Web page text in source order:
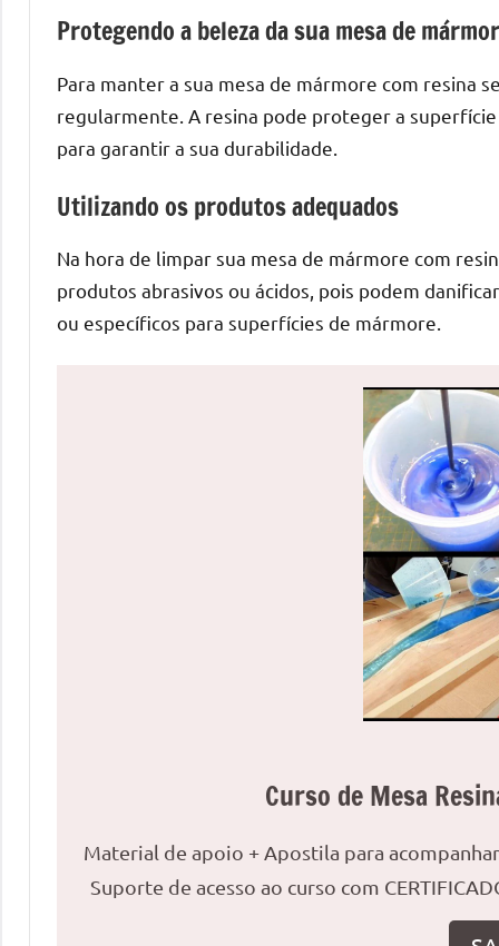
de
inovadoras
mesas
esteja
procura
de
uma
mesa
redonda
para
reuniões
ou
uma
mesa
para
lugares,
aqui
Protegendo a beleza da sua mesa de
Para manter a sua mesa de mármore com resina
regularmente. A resina pode proteger a
para garantir a sua durabilidade.
Utilizando os produtos adequados
Na hora de limpar sua mesa de mármore com
produtos abrasivos ou ácidos, pois podem
ou específicos para superfícies de mármore.
Curso de Mesa
Material de apoio + Apostila para
Suporte de acesso ao curso com